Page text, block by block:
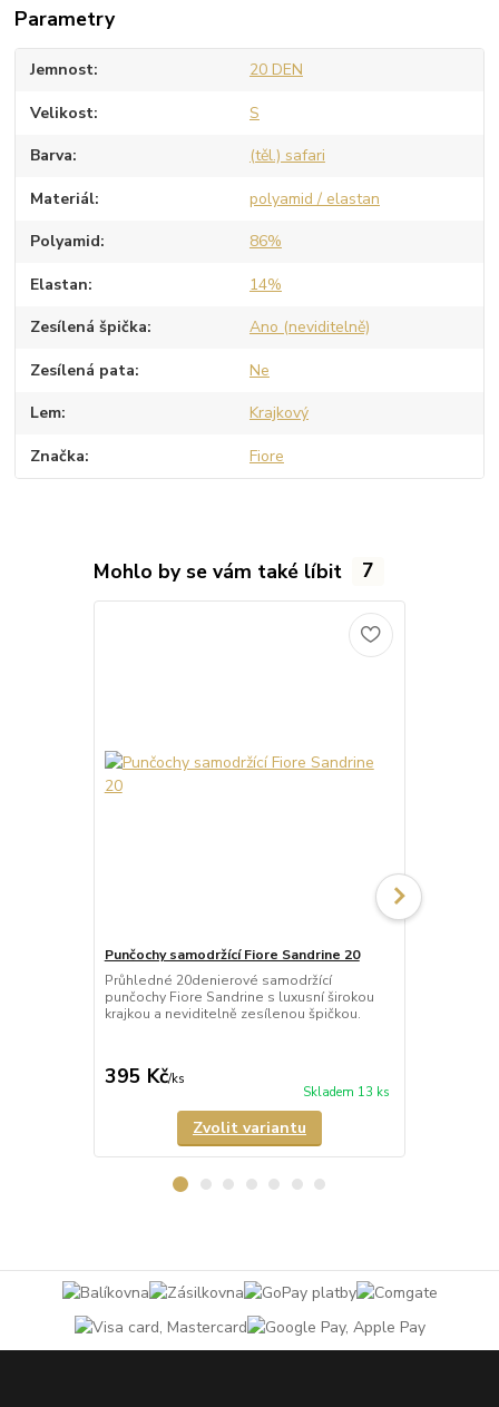
Parametry
Jemnost 20 DEN
Velikost S
Barva (těl.) safari
Materiál polyamid / elastan
Polyamid 86%
Elastan 14%
Zesílená špička Ano (neviditelně)
Zesílená pata Ne
Lem Krajkový
Značka Fiore
Mohlo by se vám také líbit 7
Punčochy samodržící Fiore Sandrine 20
Průhledné 20denierové samodržící
punčochy Fiore Sandrine s luxusní širokou
krajkou a neviditelně zesílenou špičkou.
395 Kč/ks
Skladem 13 ks
Zvolit variantu